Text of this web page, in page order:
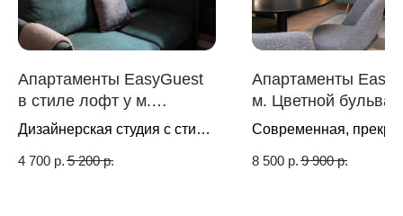
Апартаменты EasyGuest
в стиле лофт у м.
Трубная | Москва
Дизайнерская студия с стиле
4 700 р. 5 200 р.
Апартаменты
м. Цветной
Москва
Современная,
квартира для 2-4
8 500 р. 9 900 р.